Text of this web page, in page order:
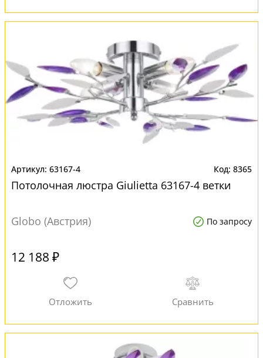
63167-4 8365
Потолочная люстра Giulietta 63167-4 ветки
Globo (Австрия) По запросу
12 188 ₽